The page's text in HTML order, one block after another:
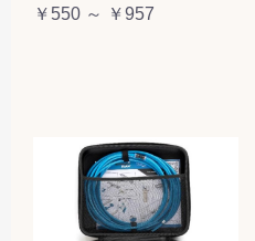
￥550 ～ ￥957